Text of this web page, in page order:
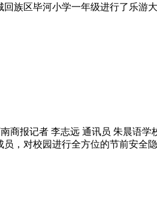
族区毕河小学一年级进行了乐游
商报记者 李志远 通讯员 朱晨语
，对校园进行全方位的节前安全